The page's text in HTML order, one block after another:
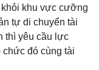
khu vực cưỡng
tự di chuyển tài
thì yêu cầu lực
đó cùng tài